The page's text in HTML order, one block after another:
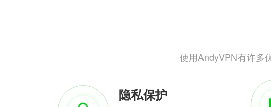
使用AndyVPN有许多
隐私保护